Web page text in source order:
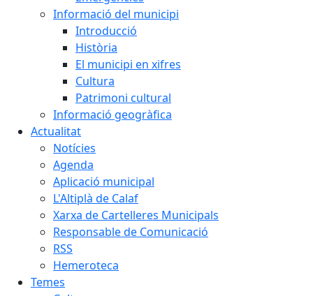
Informació del municipi
Introducció
Història
El municipi en xifres
Cultura
Patrimoni cultural
Informació geogràfica
Actualitat
Notícies
Agenda
Aplicació municipal
L'Altiplà de Calaf
Xarxa de Cartelleres Municipals
Responsable de Comunicació
RSS
Hemeroteca
Temes